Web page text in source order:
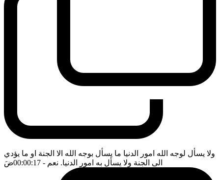
ولا يسأل لوجه الله امور الدنيا ما يسأل بوجه الله الا الجنة او ما يؤدي
الى الجنة ولا يسأل به امور الدنيا. نعم - 00:00:17 ضَ